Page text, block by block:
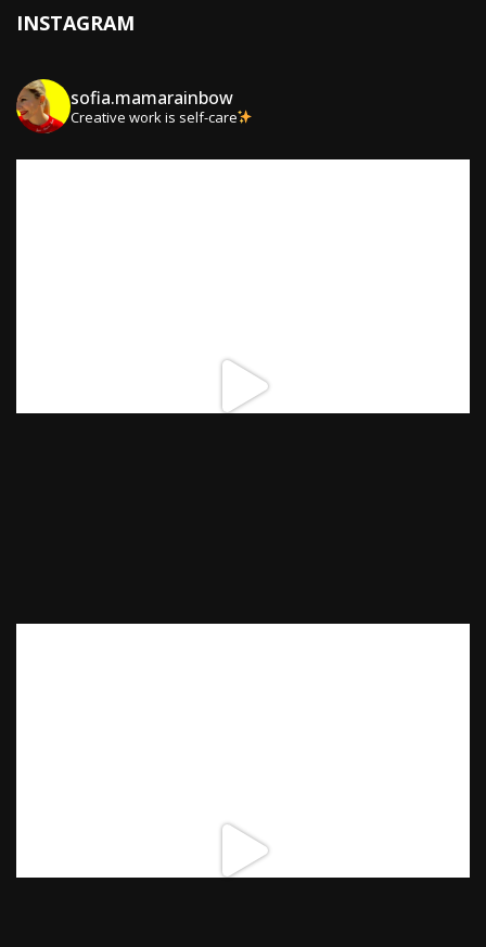
INSTAGRAM
sofia.mamarainbow
Creative work is self-care